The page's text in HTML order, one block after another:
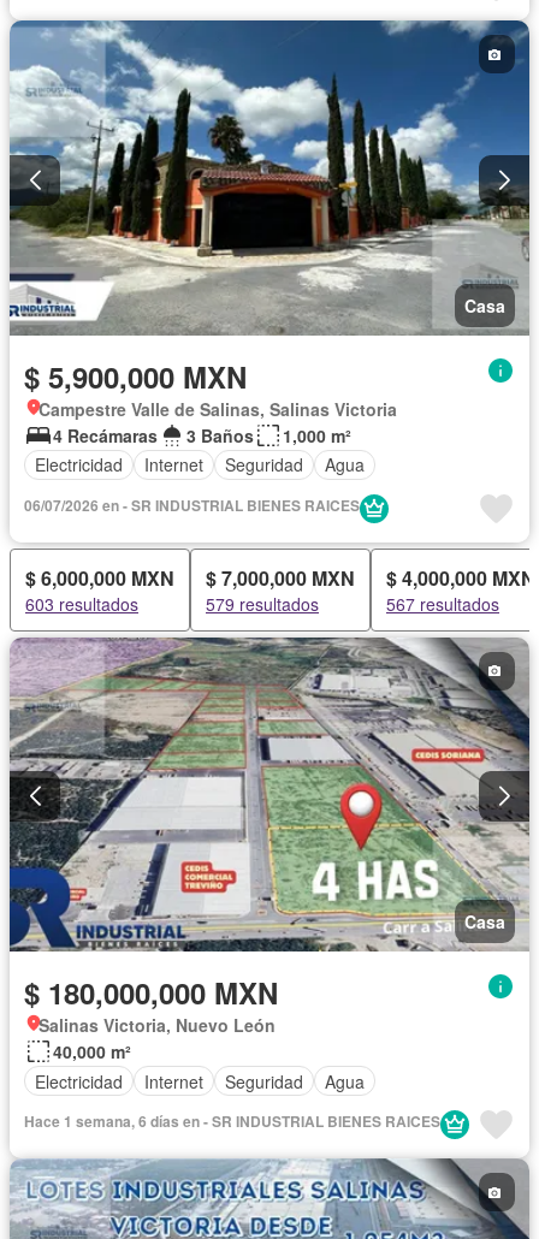
Casa
$ 5,900,000 MXN
Campestre Valle de Salinas, Salinas Victoria
4 Recámaras
3 Baños
1,000 m²
Electricidad
Internet Seguridad Agua
06/07/2026 en - SR INDUSTRIAL BIENES RAICES
$ 6,000,000 MXN
603 resultados
$ 7,000,000 MXN
579 resultados
$ 4,000,000 MXN
567 resultados
Casa
$ 180,000,000 MXN
Salinas Victoria, Nuevo León
40,000 m²
Electricidad
Internet Seguridad Agua
Hace 1 semana, 6 días en - SR INDUSTRIAL BIENES RAICES